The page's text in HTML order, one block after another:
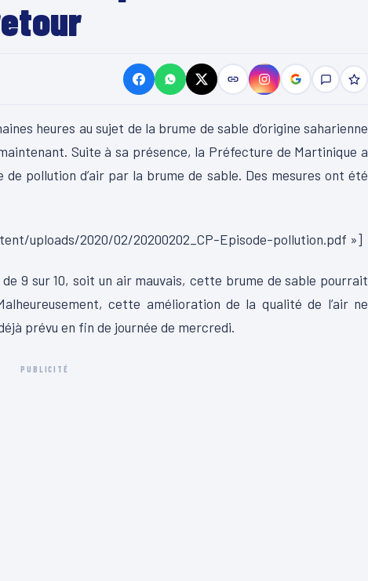
heures au sujet de la brume de sable d’origine saharienne
Suite à sa présence, la Préfecture de Martinique a
pollution d’air par la brume de sable. Des mesures ont été
uploads/2020/02/20200202_CP-Episode-pollution.pdf »]
9 sur 10, soit un air mauvais, cette brume de sable pourrait
cette amélioration de la qualité de l’air ne
prévu en fin de journée de mercredi.
PUBLICITÉ